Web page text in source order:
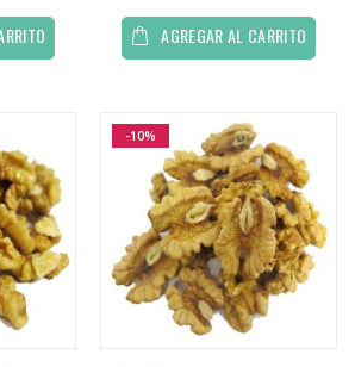
AGREGAR AL CARRITO
-10%